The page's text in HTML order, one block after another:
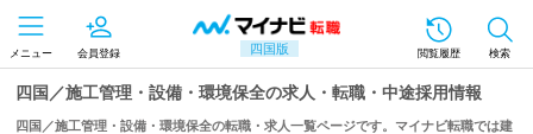
四国版
メニュー 会員登録 閲覧履歴 検索
四国／施工管理・設備・環境保全の求人・転職・中途採用情報
四国／施工管理・設備・環境保全の転職・求人一覧ページです。マイナビ転職では建